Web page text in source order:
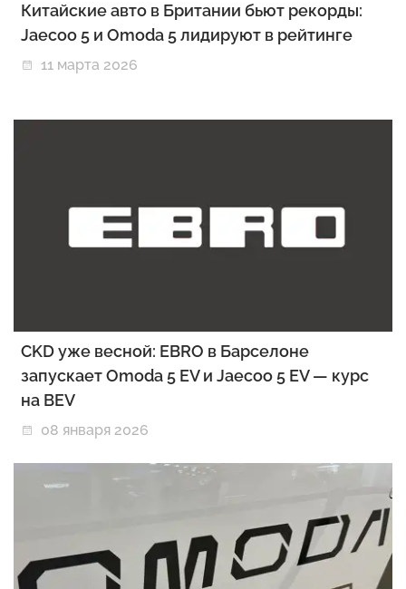
Китайские авто в Британии бьют рекорды:
Jaecoo 5 и Omoda 5 лидируют в рейтинге
11 марта 2026
CKD уже весной: EBRO в Барселоне
запускает Omoda 5 EV и Jaecoo 5 EV — курс
на BEV
08 января 2026